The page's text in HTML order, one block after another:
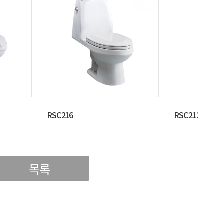
RSC216
목록